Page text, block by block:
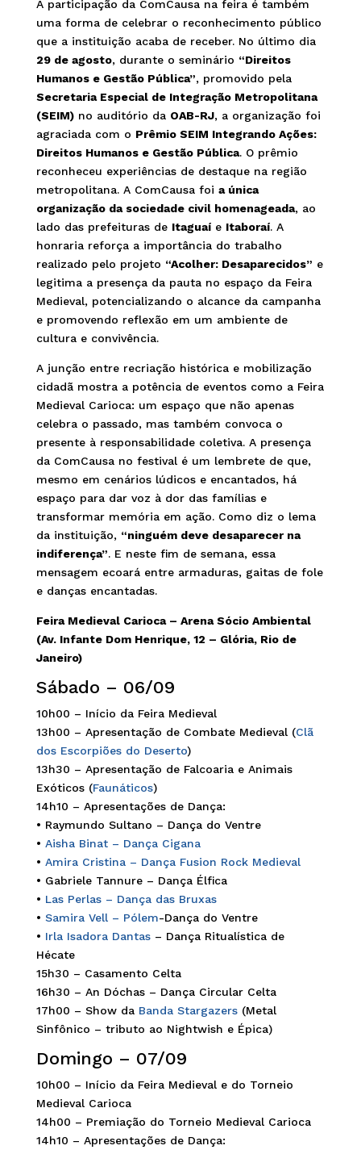
A participação da ComCausa na feira é também
uma forma de celebrar o reconhecimento público
que a instituição acaba de receber. No último dia
29 de agosto, durante o seminário “Direitos
Humanos e Gestão Pública”, promovido pela
Secretaria Especial de Integração Metropolitana
(SEIM)no auditório da OAB-RJ, a organização foi
agraciada com o Prêmio SEIM Integrando Ações:
Direitos Humanos e Gestão Pública. O prêmio
reconheceu experiências de destaque na região
metropolitana. A ComCausa foi a única
organização da sociedade civil homenageada, ao
lado das prefeituras de Itaguaíe Itaboraí. A
honraria reforça a importância do trabalho
realizado pelo projeto “Acolher: Desaparecidos” e
legitima a presença da pauta no espaço da Feira
Medieval, potencializando o alcance da campanha
e promovendo reflexão em um ambiente de
cultura e convivência.
A junção entre recriação histórica e mobilização
cidadã mostra a potência de eventos como a Feira
Medieval Carioca: um espaço que não apenas
celebra o passado, mas também convoca o
presente à responsabilidade coletiva. A presença
da ComCausa no festival é um lembrete de que,
mesmo em cenários lúdicos e encantados, há
espaço para dar voz à dor das famílias e
transformar memória em ação. Como diz o lema
da instituição, “ninguém deve desaparecer na
indiferença”. E neste fim de semana, essa
mensagem ecoará entre armaduras, gaitas de fole
e danças encantadas.
Feira Medieval Carioca – Arena Sócio Ambiental
(Av. Infante Dom Henrique, 12 – Glória, Rio de
Janeiro)
Sábado – 06/09
10h00 – Início da Feira Medieval
13h00 – Apresentação de Combate Medieval (Clã
dos Escorpiões do Deserto)
13h30 – Apresentação de Falcoaria e Animais
Exóticos (Faunáticos)
14h10 – Apresentações de Dança:
• Raymundo Sultano – Dança do Ventre
• Aisha Binat – Dança Cigana
• Amira Cristina – Dança Fusion Rock Medieval
• Gabriele Tannure – Dança Élfica
• Las Perlas – Dança das Bruxas
• Samira Vell – Pólem-Dança do Ventre
• Irla Isadora Dantas– Dança Ritualística de
Hécate
15h30 – Casamento Celta
16h30 – An Dóchas – Dança Circular Celta
17h00 – Show da Banda Stargazers(Metal
Sinfônico – tributo ao Nightwish e Épica)
Domingo – 07/09
10h00 – Início da Feira Medieval e do Torneio
Medieval Carioca
14h00 – Premiação do Torneio Medieval Carioca
14h10 – Apresentações de Dança: